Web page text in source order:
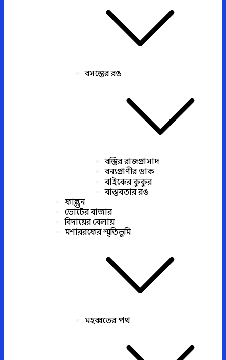
বসন্তের রঙ
বস্তির রাজপ্রাসাদ
বন্যপ্রাণীর ডাক
বাইকের কুকুর
বাস্তবতার রঙ
ফাল্গুন
ভোটের বাজার
বিদায়ের বেলায়
মশাররফের স্মৃতিভূমি
মহব্বতের পথ